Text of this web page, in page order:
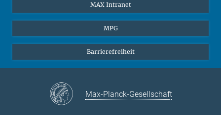
Remote Zugriff EZproxy
MPIfG auf LinkedIn
Magazin Gesellschaftsforschung
MAX Intranet
MPG
Barrierefreiheit
Max-Planck-Gesellschaft